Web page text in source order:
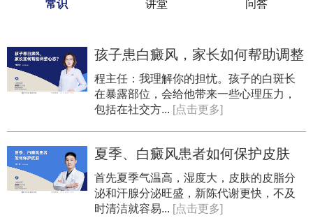
常识 讲堂 问答
孩子患白癜风，家长如何帮助调整
心态？
程主任：我理解你的担忧。孩子的白斑长
在暴露部位，会给他带来一些心理压力，
包括在社交方... [点击更多]
夏季、白癜风患者如何保护皮肤
首先夏季气温高，湿度大，皮肤的皮脂分
泌和汗腺分泌旺盛，新陈代谢更快，不及
时清洁就容易... [点击更多]